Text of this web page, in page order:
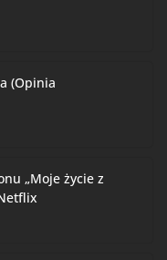
(Opinia
„Moje życie z